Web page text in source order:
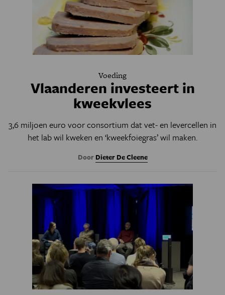
Voeding
Vlaanderen investeert in
kweekvlees
3,6 miljoen euro voor consortium dat vet- en levercellen in
het lab wil kweken en ‘kweekfoiegras’ wil maken.
Door Dieter De Cleene